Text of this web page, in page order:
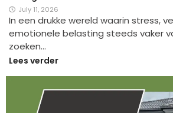
July 11, 2026
In een drukke wereld waarin stress,
emotionele belasting steeds vaker
zoeken…
Lees verder